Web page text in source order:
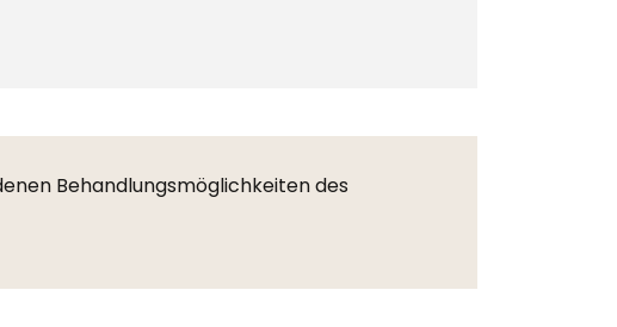
Behandlungsmöglichkeiten des